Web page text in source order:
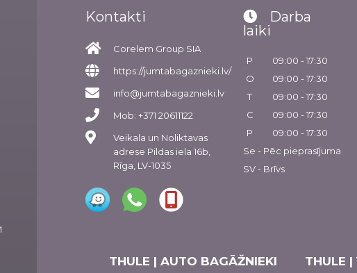
Kontakti
Corelem Group SIA
https://jumtabagaznieki.lv/
info@jumtabagaznieki.lv
Mob: +371 20611122
Veikala un Noliktavas
adrese Pildas iela 16b,
Rīga, LV-1035
Darba
laiki
P
09:00 - 17:30
O
09:00 - 17:30
T
09:00 - 17:30
C
09:00 - 17:30
P
09:00 - 17:30
Se - Pēc pieprasījuma
SV - Brīvs
THULE | AUTO BAGĀŽNIEKI THULE |